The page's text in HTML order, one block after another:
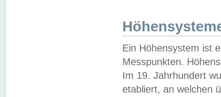
Ein Höhensystem ist
Messpunkten.
Im 19. Jahrhundert
etabliert, an welchen